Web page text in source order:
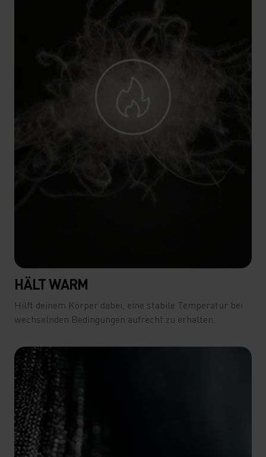
HÄLT WARM
Hilft deinem Körper dabei, eine stabile Temperatur bei
wechselnden Bedingungen aufrecht zu erhalten.